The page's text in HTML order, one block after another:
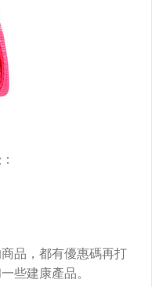
品，都有優惠碼再打
些建康產品。